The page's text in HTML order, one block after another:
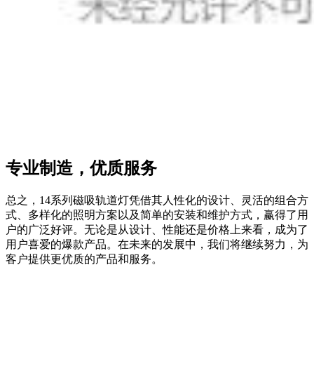
专业制造，优质服务
总之，14系列磁吸轨道灯凭借其人性化的设计、灵活的组合方
式、多样化的照明方案以及简单的安装和维护方式，赢得了用
户的广泛好评。无论是从设计、性能还是价格上来看，成为了
用户喜爱的爆款产品。在未来的发展中，我们将继续努力，为
客户提供更优质的产品和服务。